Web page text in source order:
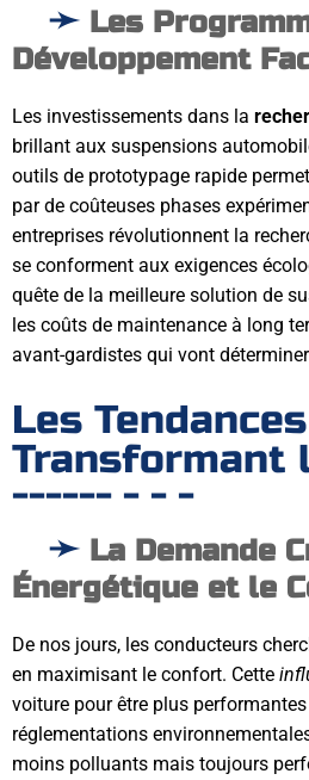
Les
Développement
Les investissements dans la
brillant aux suspensions
outils de prototypage rapide
par de coûteuses phases
entreprises révolutionnent la
se conforment aux exigences
quête de la meilleure solution de
les coûts de maintenance à long
avant-gardistes qui vont
Les
Transformant
La Demande
Énergétique et le
De nos jours, les conducteurs
en maximisant le confort. Cette
voiture pour être plus
réglementations
moins polluants mais toujours